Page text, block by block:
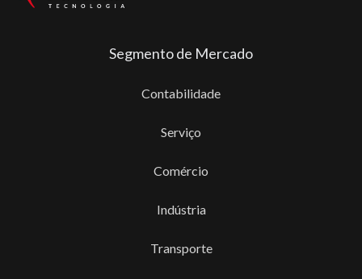
Segmento de Mercado
Contabilidade
Serviço
Comércio
Indústria
Transporte